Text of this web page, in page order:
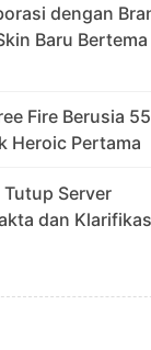
dengan
Baru Bertema
Fire Berusia 55
Heroic Pertama
Tutup Server
dan